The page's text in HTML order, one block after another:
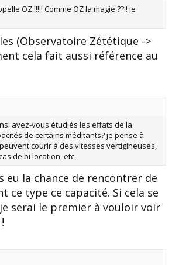
OZ !!!!! Comme OZ la magie ??!! je
(Observatoire Zététique ->
cela fait aussi référence au
avez-vous étudiés les effats de la
de certains méditants? je pense à
courir à des vitesses vertigineuses,
de bi location, etc.
eu la chance de rencontrer de
ce type ce capacité. Si cela se
serai le premier à vouloir voir